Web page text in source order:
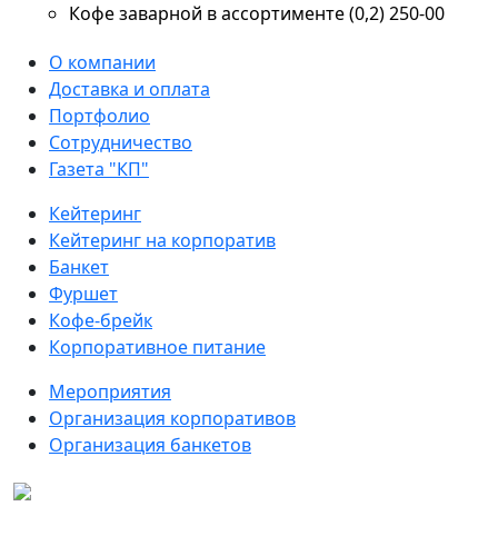
Кофе заварной в ассортименте (0,2) 250-00
О компании
Доставка и оплата
Портфолио
Сотрудничество
Газета "КП"
Кейтеринг
Кейтеринг на корпоратив
Банкет
Фуршет
Кофе-брейк
Корпоративное питание
Мероприятия
Организация корпоративов
Организация банкетов